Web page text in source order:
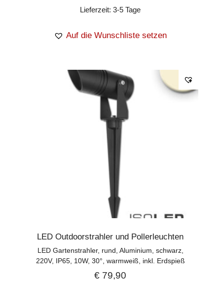
Lieferzeit:3-5 Tage
Auf die Wunschliste setzen
LED Outdoorstrahler und Pollerleuchten
LED Gartenstrahler, rund, Aluminium, schwarz,
220V, IP65, 10W, 30°, warmweiß, inkl. Erdspieß
€ 79,90